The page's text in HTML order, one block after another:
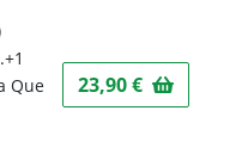
Que
23,90 €